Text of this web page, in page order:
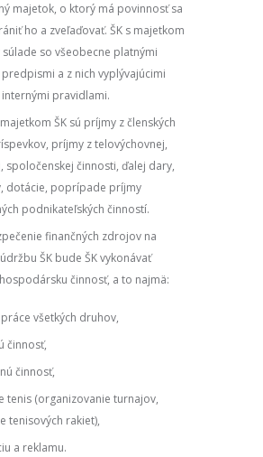
majetok, o ktorý má povinnosť sa
ho a zveľaďovať. ŠK s majetkom
súlade so všeobecne platnými
a z nich vyplývajúcimi
pravidlami.
ŠK sú príjmy z členských
príjmy z telovýchovnej,
spoločenskej činnosti, ďalej dary,
dotácie, poprípade príjmy
podnikateľských činností.
finančných zdrojov na
ŠK bude ŠK vykonávať
činnosť, a to najmä:
všetkých druhov,
činnosť,
činnosť,
tenis (organizovanie turnajov,
tenisových rakiet),
a reklamu.